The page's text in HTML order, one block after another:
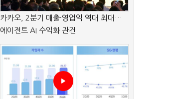
카카오, 2분기 매출·영업익 역대 최대…
에이전트 AI 수익화 관건